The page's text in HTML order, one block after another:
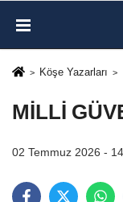
Köşe Yazarları
MİLLİ
02 Temmuz 2026 -